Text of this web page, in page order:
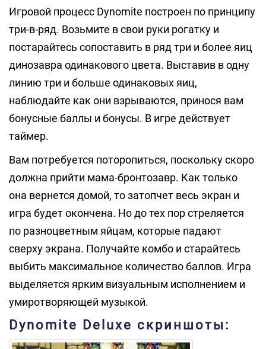
Игровой процесс Dynomite построен по принципу
три-в-ряд. Возьмите в свои руки рогатку и
постарайтесь сопоставить в ряд три и более яиц
динозавра одинакового цвета. Выставив в одну
линию три и больше одинаковых яиц,
наблюдайте как они взрываются, принося вам
бонусные баллы и бонусы. В игре действует
таймер.
Вам потребуется поторопиться, поскольку скоро
должна прийти мама-бронтозавр. Как только
она вернется домой, то затопчет весь экран и
игра будет окончена. Но до тех пор стреляется
по разноцветным яйцам, которые падают
сверху экрана. Получайте комбо и старайтесь
выбить максимальное количество баллов. Игра
выделяется ярким визуальным исполнением и
умиротворяющей музыкой.
Dynomite Deluxe скриншоты: